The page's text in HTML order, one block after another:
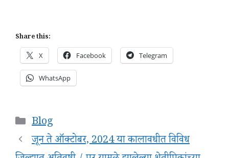
Share this:
X Facebook Telegram
WhatsApp
Categories
Blog
जून ते ऑक्टोबर, 2024 या कालावधीत विविध